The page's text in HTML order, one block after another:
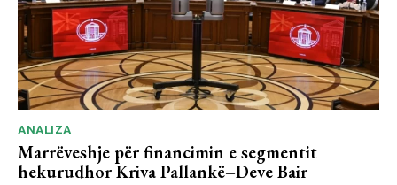
ANALIZA
Marrëveshje për financimin e segmentit
hekurudhor Kriva Pallankë–Deve Bair